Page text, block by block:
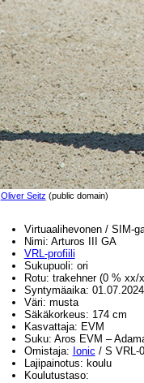
Oliver Seitz (public domain)
Virtuaalihevonen / SIM-
Nimi: Arturos III GA
VRL-profiili
Sukupuoli: ori
Rotu: trakehner (0 % xx/
Syntymäaika: 01.07.2024
Väri: musta
Säkäkorkeus: 174 cm
Kasvattaja: EVM
Suku: Aros EVM –
Omistaja: Ionic / S VRL-
Lajipainotus: koulu
Koulutustaso: